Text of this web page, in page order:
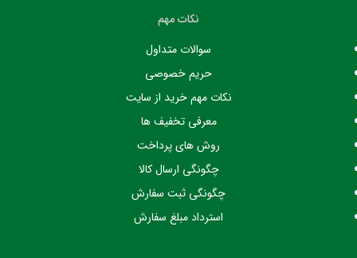
نکات مهم
سوالات متداول
حریم خصوصی
نکات مهم خرید از سایت
معرفی تخفیف ها
روش های پرداخت
چگونگی ارسال کالا
چگونگی ثبت سفارش
استرداد مبلغ سفارش